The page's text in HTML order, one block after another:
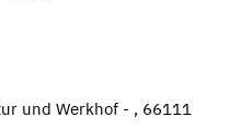
und Werkhof - , 66111